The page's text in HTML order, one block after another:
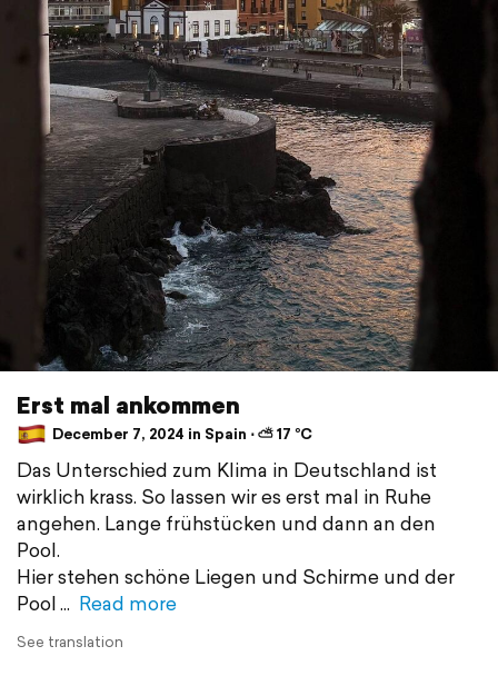
Erst mal ankommen
December 7, 2024 in Spain ⋅ ⛅ 17 °C
Das Unterschied zum Klima in Deutschland ist
wirklich krass. So lassen wir es erst mal in Ruhe
angehen. Lange frühstücken und dann an den
Pool.
Hier stehen schöne Liegen und Schirme und der
Pool
Read more
See translation